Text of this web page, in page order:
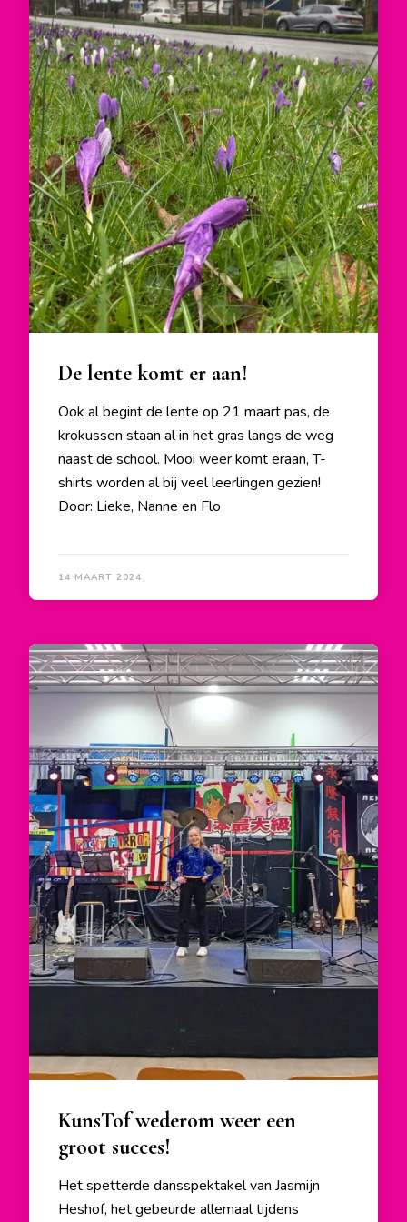
De lente komt er aan!
Ook al begint de lente op 21 maart pas, de
krokussen staan al in het gras langs de weg
naast de school. Mooi weer komt eraan, T-
shirts worden al bij veel leerlingen gezien!
Door: Lieke, Nanne en Flo
14 MAART 2024
KunsTof wederom weer een
groot succes!
Het spetterde dansspektakel van Jasmijn
Heshof, het gebeurde allemaal tijdens